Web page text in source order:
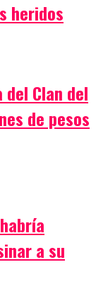
heridos
del Clan del
de pesos
a su